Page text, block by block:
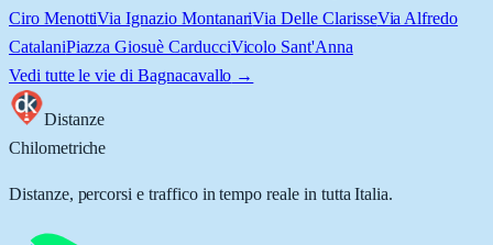
Ciro MenottiVia Ignazio MontanariVia Delle ClarisseVia Alfredo
CatalaniPiazza Giosuè CarducciVicolo Sant'Anna
Vedi tutte le vie di Bagnacavallo →
Distanze
Chilometriche
Distanze, percorsi e traffico in tempo reale in tutta Italia.